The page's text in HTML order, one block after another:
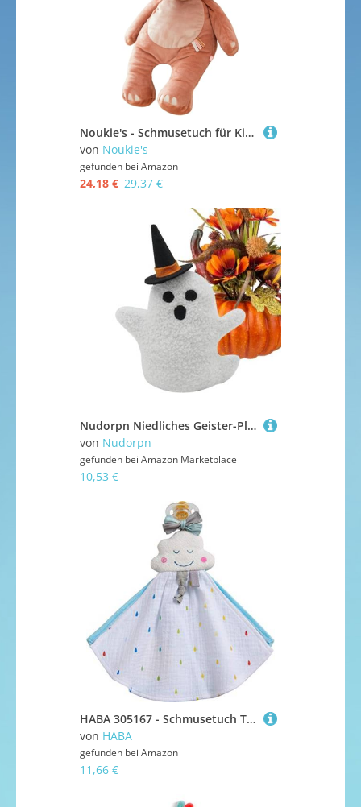
Noukie's - Schmusetuch für Kinder - Mittelgroßes Plüschtier Popsie - Schmusetuch aus Veloudoux - Kindgerechte Größe (40 cm)
von Noukie's
gefunden bei Amazon
24,18 € 29,37 €
Nudorpn Niedliches Geister-Plüschtier, Halloween-Dekoration, Geister-Spielzeug, Schmusetuch | Schlafbegleiter, weiche Kissen für Jugendliche, Erwachsene, Geburtstag, Party, Festival
von Nudorpn
gefunden bei Amazon Marketplace
10,53 €
HABA 305167 - Schmusetuch Traumwolke, Babyzubehör für Babyschale, Gitterbett und Kinderwagen, hilft beim Einschlafen und Zahnen, von Geburt an geeignet
von HABA
gefunden bei Amazon
11,66 €